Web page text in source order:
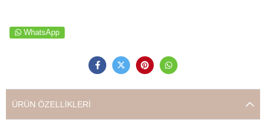
WhatsApp
ÜRÜN ÖZELLIKLERI